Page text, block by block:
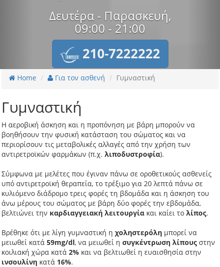
Δευτέρα - Παρασκευή,
09:00 - 21:00
210-7222222
Home Για τον ασθενή Γυμναστική
Γυμναστική
H αεροβική άσκηση και η προπόνηση με βάρη μπορούν να
βοηθήσουν την φυσική κατάσταση του σώματος και να
περιορίσουν τις μεταβολικές αλλαγές από την χρήση των
αντιρετροϊκών φαρμάκων (π.χ. λιποδυστροφία).
Σύμφωνα με μελέτες που έγιναν πάνω σε οροθετικούς ασθενείς
υπό αντιρετροϊκή θεραπεία, το τρέξιμο για 20 λεπτά πάνω σε
κυλιόμενο διάδρομο τρεις φορές τη βδομάδα και η άσκηση του
άνω μέρους του σώματος με βάρη δύο φορές την εβδομάδα,
βελτιώνει την καρδιαγγειακή λειτουργία και καίει το λίπος.
Βρέθηκε ότι με λίγη γυμναστική η χοληστερόλη μπορεί να
μειωθεί κατά 59mg/dl, να μειωθεί η συγκέντρωση λίπους στην
κοιλιακή χώρα κατά 2% και να βελτιωθεί η ευαισθησία στην
ινσουλίνη κατά 16%.